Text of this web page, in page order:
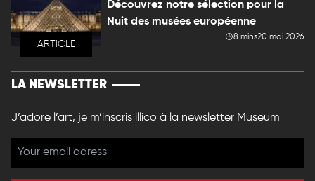
ARTICLE
Découvrez notre sélection pour la
Nuit des musées européenne
8 mins20 mai 2026
LA NEWSLETTER
J’adore l’art, je m’inscris illico à la newsletter Museum